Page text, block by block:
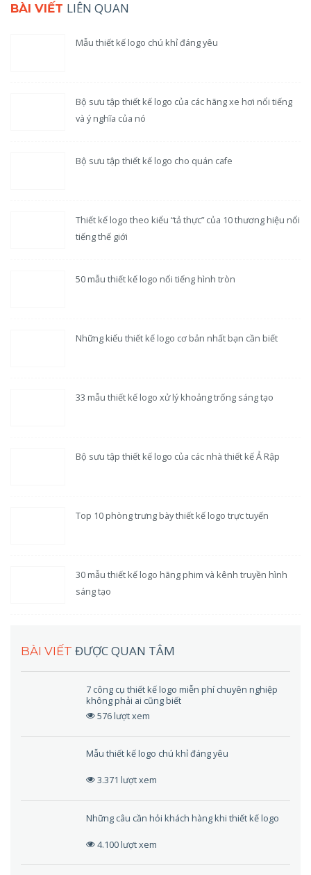
BÀI VIẾT LIÊN QUAN
Mẫu thiết kế logo chú khỉ đáng yêu
Bộ sưu tập thiết kế logo của các hãng xe hơi nổi tiếng
và ý nghĩa của nó
Bộ sưu tập thiết kế logo cho quán cafe
Thiết kế logo theo kiểu “tả thực” của 10 thương hiệu nổi
tiếng thế giới
50 mẫu thiết kế logo nổi tiếng hình tròn
Những kiểu thiết kế logo cơ bản nhất bạn cần biết
33 mẫu thiết kế logo xử lý khoảng trống sáng tạo
Bộ sưu tập thiết kế logo của các nhà thiết kế Ả Rập
Top 10 phòng trưng bày thiết kế logo trực tuyến
30 mẫu thiết kế logo hãng phim và kênh truyền hình
sáng tạo
BÀI VIẾT ĐƯỢC QUAN TÂM
7 công cụ thiết kế logo miễn phí chuyên nghiệp
không phải ai cũng biết
576 lượt xem
Mẫu thiết kế logo chú khỉ đáng yêu
3.371 lượt xem
Những câu cần hỏi khách hàng khi thiết kế logo
4.100 lượt xem